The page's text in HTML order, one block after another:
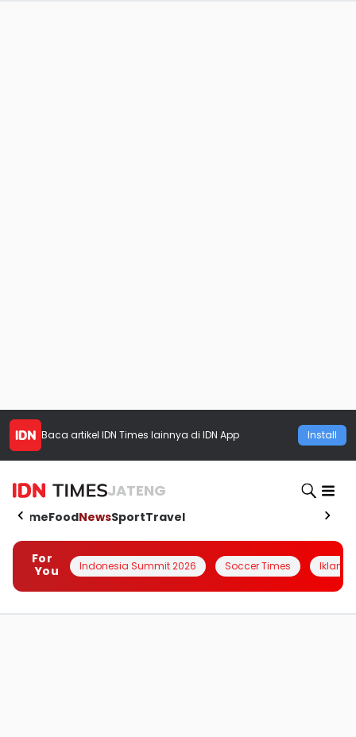
Baca artikel IDN Times lainnya di IDN App Install
JATENG
HomeFoodNewsSportTravel
For
You
Indonesia Summit 2026 Soccer Times Iklanin